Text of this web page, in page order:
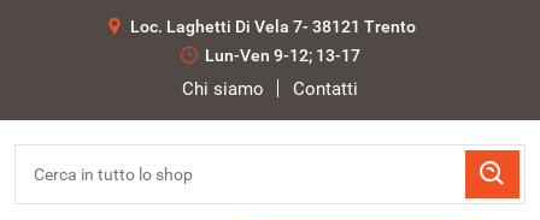
Loc. Laghetti Di Vela 7- 38121 Trento
Lun-Ven 9-12; 13-17
Chi siamo Contatti